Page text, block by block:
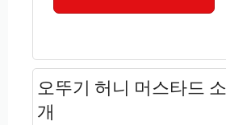
오뚜기 허니 머스타드
개